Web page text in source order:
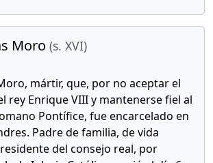
Moro (s. XVI)
mártir, que, por no aceptar el
rey Enrique VIII y mantenerse fiel al
Pontífice, fue encarcelado en
Padre de familia, de vida
del consejo real, por